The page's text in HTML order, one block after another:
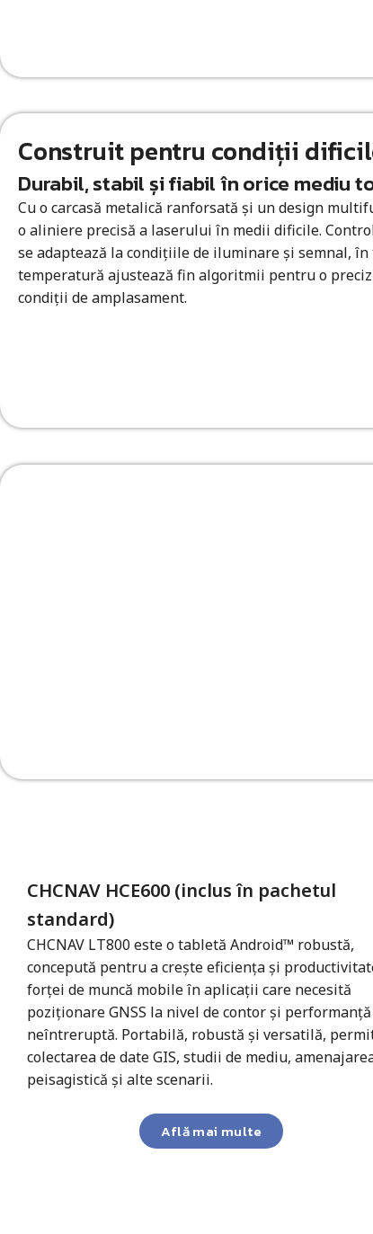
Construit pentru condiții
Durabil, stabil și fiabil în orice mediu
Cu o carcasă metalică ranforsată și un design
o aliniere precisă a laserului în medii dificile.
se adaptează la condițiile de iluminare și semnal, în
temperatură ajustează fin algoritmii pentru o
condiții de amplasament.
CHCNAV HCE600 (inclus în pachetul
standard)
CHCNAV LT800 este o tabletă Android™ robustă,
concepută pentru a crește eficiența și
forței de muncă mobile în aplicații care necesită
poziționare GNSS la nivel de contor și performanță
neîntreruptă. Portabilă, robustă și versatilă,
colectarea de date GIS, studii de mediu,
peisagistică și alte scenarii.
Află mai multe